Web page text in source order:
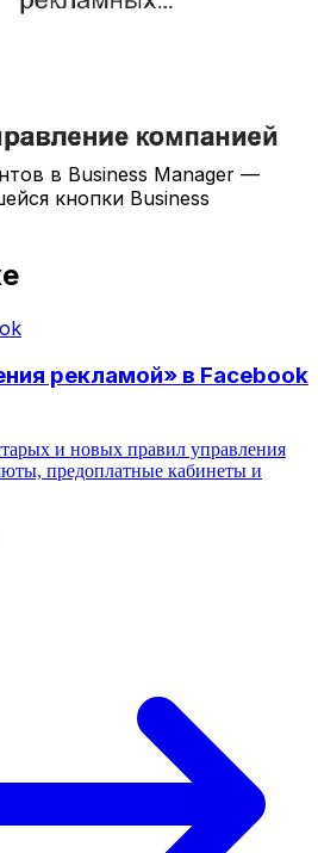
в Business Manager —
кнопки Business
рекламой» в Facebook
и новых правил управления
предоплатные кабинеты и